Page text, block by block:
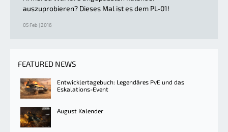
auszuprobieren? Dieses Mal ist es dem PL-01!
05 Feb | 2016
FEATURED NEWS
Entwicklertagebuch: Legendäres PvE und das
Eskalations-Event
August Kalender